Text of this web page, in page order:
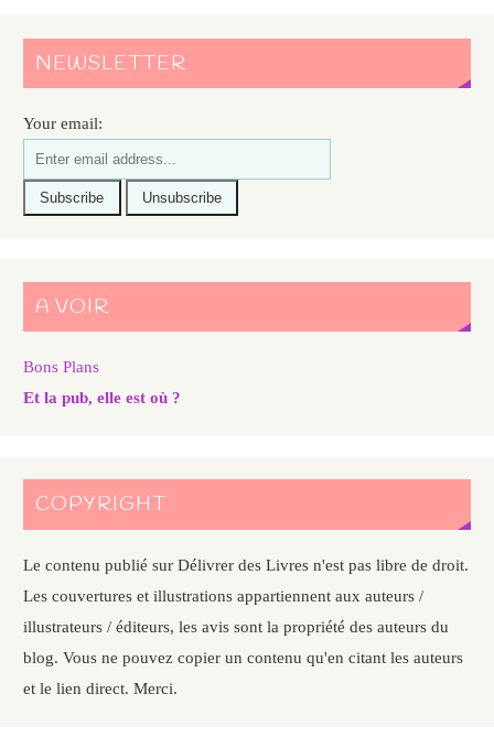
NEWSLETTER
Your email:
A VOIR
Bons Plans
Et la pub, elle est où ?
COPYRIGHT
Le contenu publié sur Délivrer des Livres n'est pas libre de droit.
Les couvertures et illustrations appartiennent aux auteurs /
illustrateurs / éditeurs, les avis sont la propriété des auteurs du
blog. Vous ne pouvez copier un contenu qu'en citant les auteurs
et le lien direct. Merci.